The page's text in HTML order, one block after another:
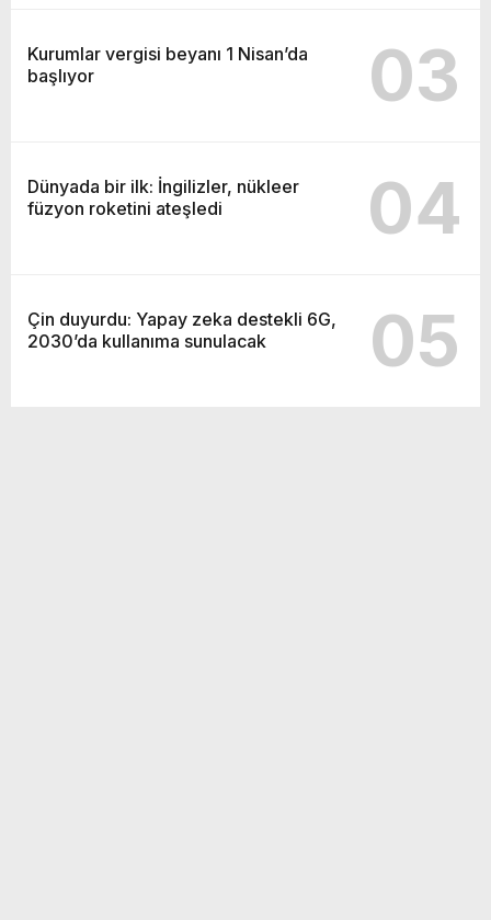
Kurumlar vergisi beyanı 1 Nisan’da
başlıyor
03
Dünyada bir ilk: İngilizler, nükleer
füzyon roketini ateşledi
04
Çin duyurdu: Yapay zeka destekli 6G,
2030’da kullanıma sunulacak
05